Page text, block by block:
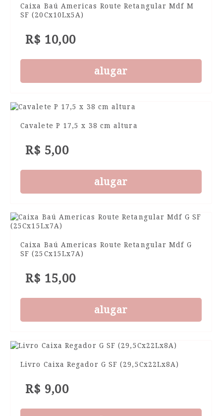
Caixa Baú Americas Route Retangular Mdf M
SF (20Cx10Lx5A)
R$ 10,00
alugar
Cavalete P 17,5 x 38 cm altura
R$ 5,00
alugar
Caixa Baú Americas Route Retangular Mdf G
SF (25Cx15Lx7A)
R$ 15,00
alugar
Livro Caixa Regador G SF (29,5Cx22Lx8A)
R$ 9,00